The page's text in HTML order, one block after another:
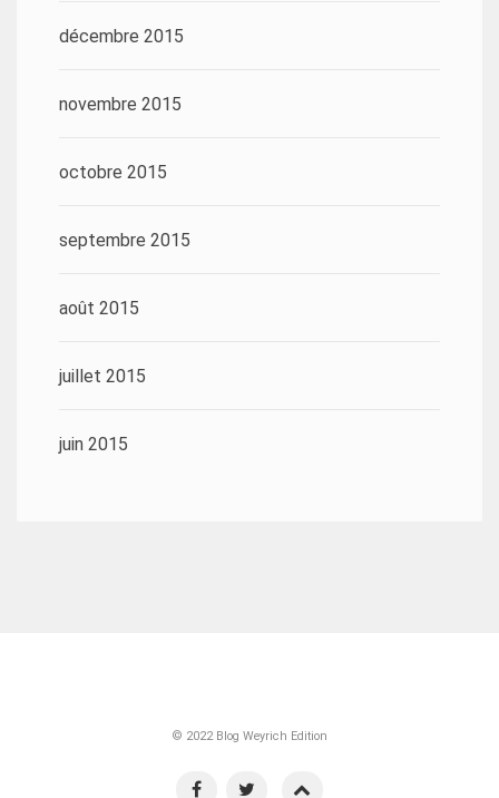
décembre 2015
novembre 2015
octobre 2015
septembre 2015
août 2015
juillet 2015
juin 2015
© 2022 Blog Weyrich Edition